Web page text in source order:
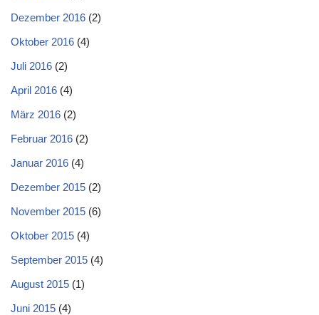
Dezember 2016 (2)
Oktober 2016 (4)
Juli 2016 (2)
April 2016 (4)
März 2016 (2)
Februar 2016 (2)
Januar 2016 (4)
Dezember 2015 (2)
November 2015 (6)
Oktober 2015 (4)
September 2015 (4)
August 2015 (1)
Juni 2015 (4)